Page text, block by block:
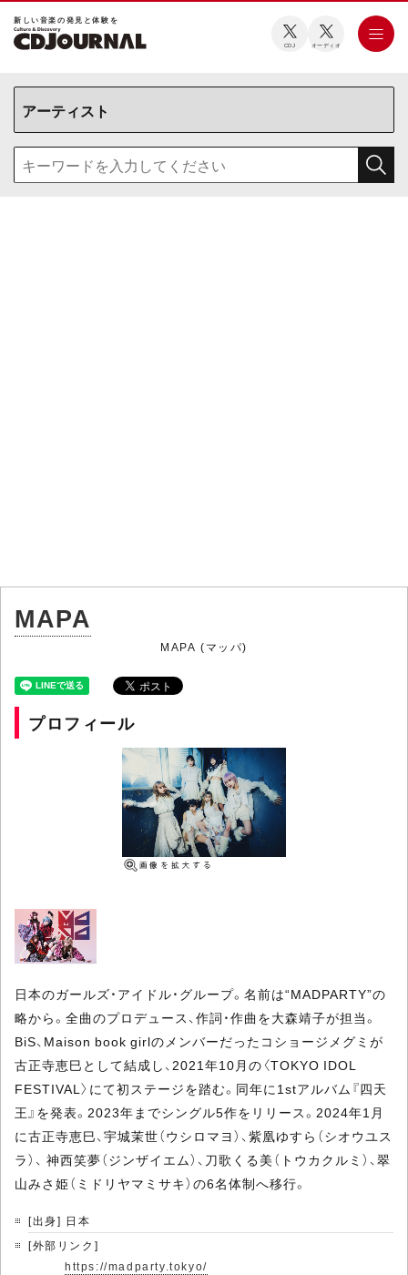
新しい⾳楽の発⾒と体験を
CDJ オーディオ
MAPA
MAPA (マッパ)
プロフィール
日本のガールズ・アイドル・グループ。名前は“MADPARTY”の
略から。全曲のプロデュース、作詞・作曲を大森靖子が担当。
BiS、Maison book girlのメンバーだったコショージメグミが
古正寺恵巳として結成し、2021年10月の〈TOKYO IDOL
FESTIVAL〉にて初ステージを踏む。同年に1stアルバム『四天
王』を発表。2023年までシングル5作をリリース。2024年1月
に古正寺恵巳、宇城茉世（ウシロマヨ）、紫凰ゆすら（シオウユス
ラ）、 神西笑夢（ジンザイエム）、刀歌くる美（トウカクルミ）、翠
山みさ姫（ミドリヤマミサキ）の6名体制へ移行。
[出身] 日本
[外部リンク]
https://madparty.tokyo/